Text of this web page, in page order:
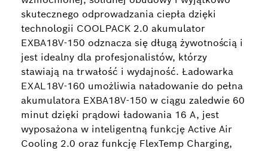
skutecznego odprowadzania ciepła dzięki
technologii COOLPACK 2.0 akumulator
EXBA18V-150 odznacza się długą żywotnością i
jest idealny dla profesjonalistów, którzy
stawiają na trwałość i wydajność. Ładowarka
EXAL18V-160 umożliwia naładowanie do pełna
akumulatora EXBA18V-150 w ciągu zaledwie 60
minut dzięki prądowi ładowania 16 A, jest
wyposażona w inteligentną funkcję Active Air
Cooling 2.0 oraz funkcję FlexTemp Charging,